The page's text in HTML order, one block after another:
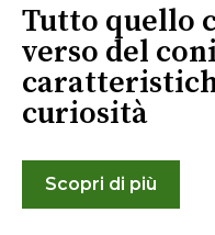
Tutto quello
verso del
curiosità
Scopri di più